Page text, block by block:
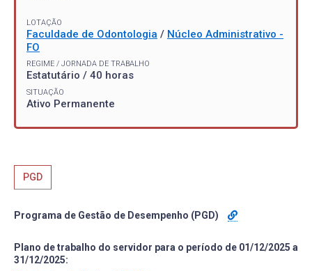
LOTAÇÃO
Faculdade de Odontologia / Núcleo Administrativo -
FO
REGIME / JORNADA DE TRABALHO
Estatutário / 40 horas
SITUAÇÃO
Ativo Permanente
PGD
Programa de Gestão de Desempenho (PGD)
Plano de trabalho do servidor para o período de 01/12/2025 a
31/12/2025: